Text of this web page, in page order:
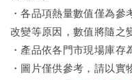
・各品項熱量數值僅為
改變等原因，數值將隨之
・產品依各門市現場庫存
・圖片僅供參考，請以實